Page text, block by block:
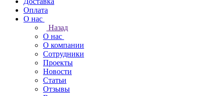
Оплата
О нас
Назад
О нас
О компании
Сотрудники
Проекты
Новости
Статьи
Отзывы